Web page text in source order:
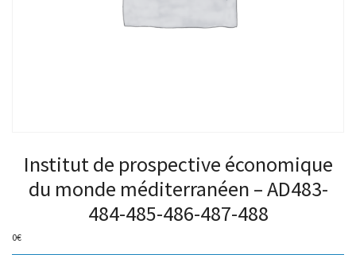
Institut de prospective économique
du monde méditerranéen – AD483-
484-485-486-487-488
0€